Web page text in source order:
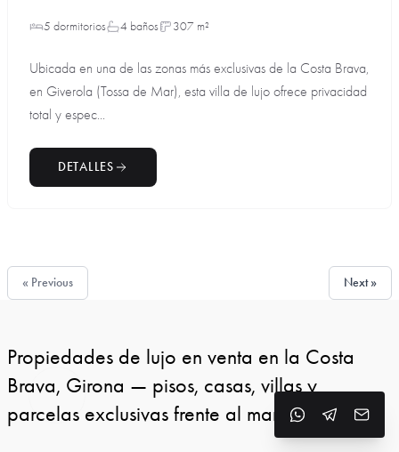
5 dormitorios 4 baños 307 m²
Ubicada en una de las zonas más exclusivas de la Costa Brava,
en Giverola (Tossa de Mar), esta villa de lujo ofrece privacidad
total y espec...
DETALLES
« Previous Next »
Propiedades de lujo en venta en la Costa
Brava, Girona — pisos, casas, villas y
parcelas exclusivas frente al mar